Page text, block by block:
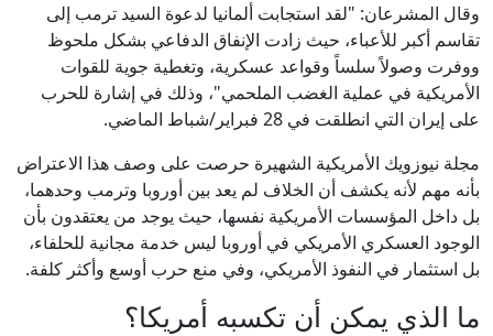
وقال المشرعان: "لقد استجابت ألمانيا لدعوة السيد ترمب إلى
تقاسم أكبر للأعباء، حيث زادت الإنفاق الدفاعي بشكل ملحوظ
ووفرت وصولاً سلساً وقواعد عسكرية، وتغطية جوية للقوات
الأمريكية في عملية الغضب الملحمي"، وذلك في إشارة للحرب
على إيران التي انطلقت في 28 فبراير/شباط الماضي.
مجلة نيوزويك الأمريكية الشهيرة حرصت على وصف هذا الاعتراض
بأنه مهم لأنه يكشف أن الخلاف لم يعد بين أوروبا وترمب وحدهما،
بل داخل المؤسسات الأمريكية نفسها، حيث يوجد من يعتقدون بأن
الوجود العسكري الأمريكي في أوروبا ليس خدمة مجانية للحلفاء،
بل استثمار في النفوذ الأمريكي، وفي منع حرب أوسع وأكثر كلفة.
ما الذي يمكن أن تكسبه أمريكا؟